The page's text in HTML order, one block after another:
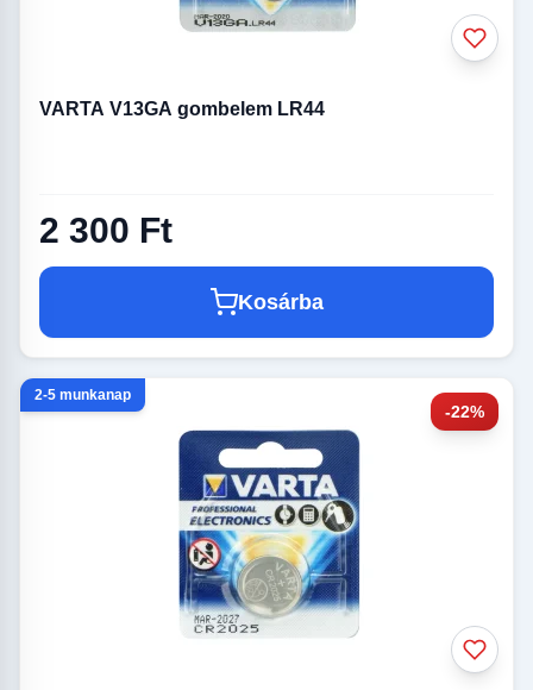
VARTA V13GA gombelem LR44
2 300 Ft
Kosárba
-22%
2-5 munkanap